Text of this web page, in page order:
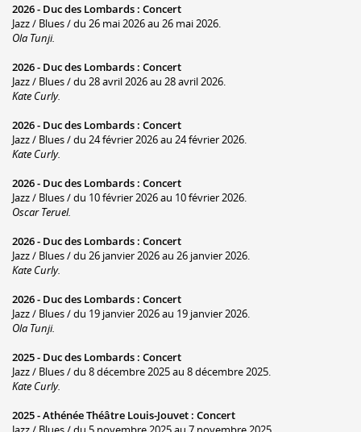
2026 - Duc des Lombards : Concert
Jazz / Blues / du 26 mai 2026 au 26 mai 2026.
Ola Tunji.
2026 - Duc des Lombards : Concert
Jazz / Blues / du 28 avril 2026 au 28 avril 2026.
Kate Curly.
2026 - Duc des Lombards : Concert
Jazz / Blues / du 24 février 2026 au 24 février 2026.
Kate Curly.
2026 - Duc des Lombards : Concert
Jazz / Blues / du 10 février 2026 au 10 février 2026.
Oscar Teruel.
2026 - Duc des Lombards : Concert
Jazz / Blues / du 26 janvier 2026 au 26 janvier 2026.
Kate Curly.
2026 - Duc des Lombards : Concert
Jazz / Blues / du 19 janvier 2026 au 19 janvier 2026.
Ola Tunji.
2025 - Duc des Lombards : Concert
Jazz / Blues / du 8 décembre 2025 au 8 décembre 2025.
Kate Curly.
2025 -Athénée Théâtre Louis-Jouvet : Concert